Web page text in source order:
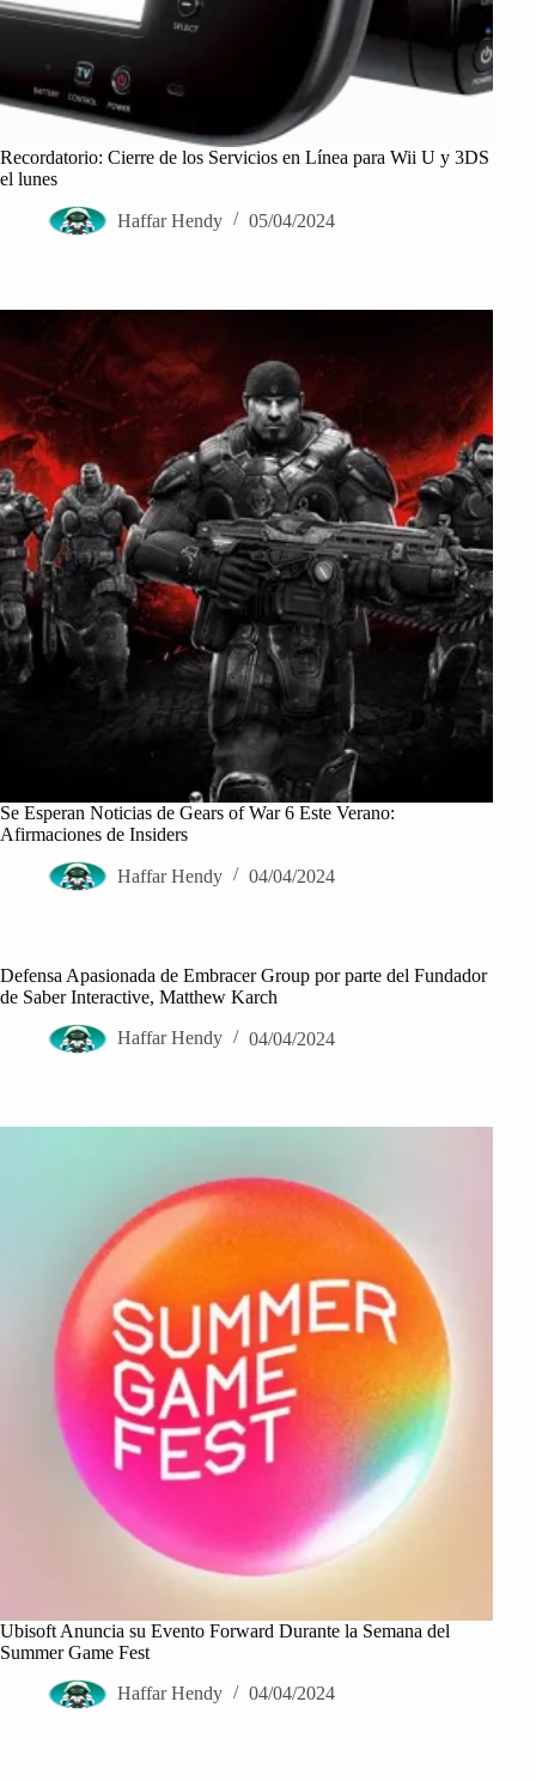
Recordatorio: Cierre de los Servicios en Línea para Wii U y 3DS
el lunes
Haffar Hendy 05/04/2024
Se Esperan Noticias de Gears of War 6 Este Verano:
Afirmaciones de Insiders
Haffar Hendy 04/04/2024
Defensa Apasionada de Embracer Group por parte del Fundador
de Saber Interactive, Matthew Karch
Haffar Hendy 04/04/2024
Ubisoft Anuncia su Evento Forward Durante la Semana del
Summer Game Fest
Haffar Hendy 04/04/2024